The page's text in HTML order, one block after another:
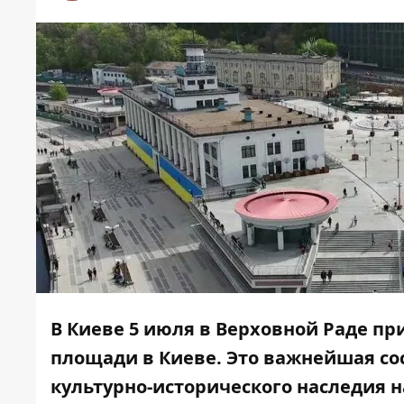
В Киеве 5 июля в Верховной Раде
площади в Киеве. Это важнейшая
культурно-исторического